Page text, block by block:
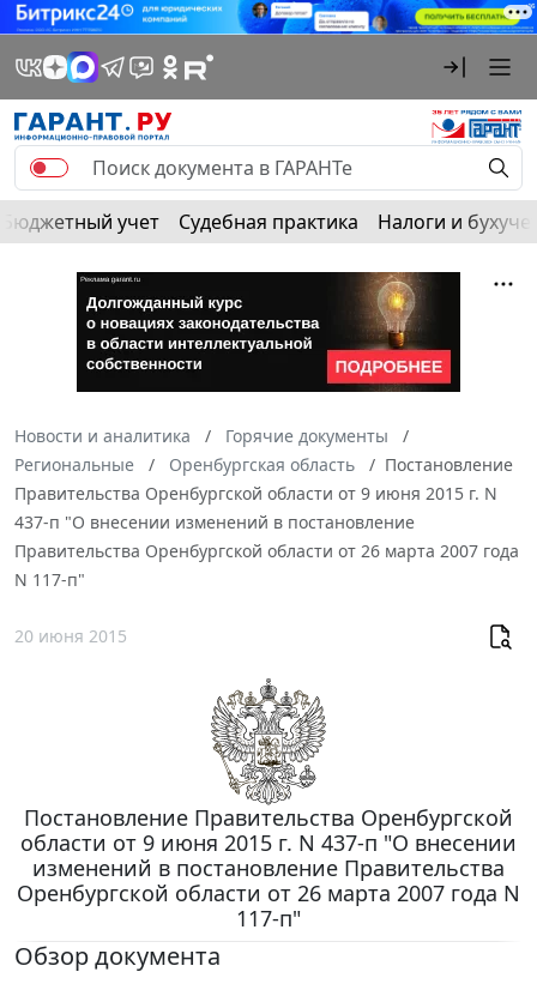
Бюджетный учет Судебная практика Налоги и
Новости и аналитика
Горячие документы
Региональные
Оренбургская область
Постановление
Правительства Оренбургской области от 9 июня 2015 г. N
437-п "О внесении изменений в постановление
Правительства Оренбургской области от 26 марта 2007 года
N 117-п"
20 июня 2015
Постановление Правительства Оренбургской
области от 9 июня 2015 г. N 437-п "О внесении
изменений в постановление Правительства
Оренбургской области от 26 марта 2007 года N
117-п"
Обзор документа